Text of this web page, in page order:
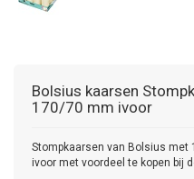
Bolsius kaarsen
170/70 mm ivoor
Stompkaarsen van Bolsius met
ivoor met voordeel te kopen bij